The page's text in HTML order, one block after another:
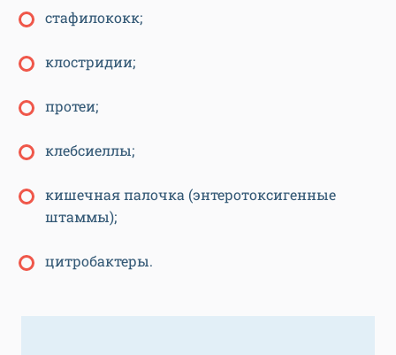
стафилококк;
клостридии;
протеи;
клебсиеллы;
кишечная палочка (энтеротоксигенные
штаммы);
цитробактеры.